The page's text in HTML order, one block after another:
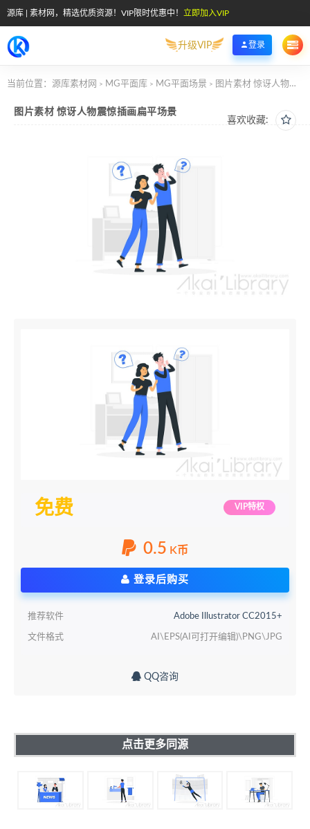
源库 | 素材网，精选优质资源！VIP限时优惠中！ 立即加入VIP
升级VIP 登录
当前位置： 源库素材网 > MG平面库 > MG平面场景 > 图片素材 惊讶人物震惊插画扁平场景
喜欢收藏:
图片素材 惊讶人物震惊插画扁平场景
免费 VIP特权
0.5 K币
登录后购买
推荐软件 Adobe Illustrator CC2015+
文件格式 AI\EPS(AI可打开编辑)\PNG\JPG
QQ咨询
点击更多同源